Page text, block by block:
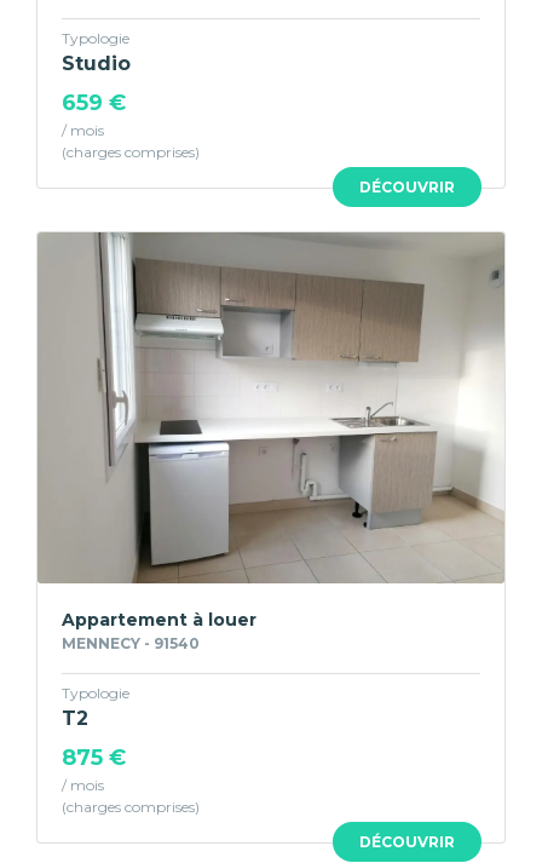
DÉCOUVRIR
Typologie
Studio
659 €
/ mois
DÉCOUVRIR
Appartement à louer
MENNECY - 91540
Typologie
T2
875 €
/ mois